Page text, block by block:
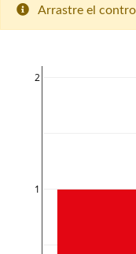
Arrastre el
1
2